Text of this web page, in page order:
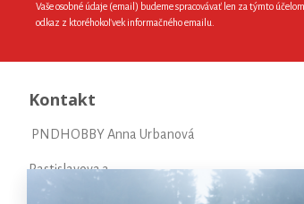
Vaše osobné údaje (email) budeme spracovávať len za týmto
odkaz z ktoréhokoľvek informačného emailu.
Kontakt
PNDHOBBY Anna Urbanová
Rastislavova 3